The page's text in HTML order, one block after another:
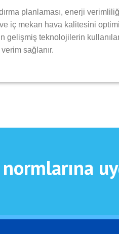
planlaması, enerji
ve iç mekan hava kalitesini
gelişmiş teknolojilerin
sağlanır.
normlarına